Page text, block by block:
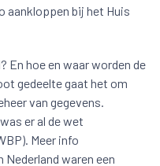
aankloppen bij het Huis
En hoe en waar worden de
gedeelte gaat het om
van gegevens.
er al de wet
Meer info
Nederland waren een